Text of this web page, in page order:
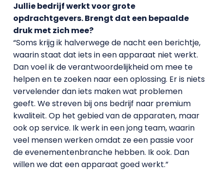
Jullie bedrijf werkt voor grote
opdrachtgevers. Brengt dat een bepaalde
druk met zich mee?
“Soms krijg ik halverwege de nacht een berichtje,
waarin staat dat iets in een apparaat niet werkt.
Dan voel ik de verantwoordelijkheid om mee te
helpen en te zoeken naar een oplossing. Er is niets
vervelender dan iets maken wat problemen
geeft. We streven bij ons bedrijf naar premium
kwaliteit. Op het gebied van de apparaten, maar
ook op service. Ik werk in een jong team, waarin
veel mensen werken omdat ze een passie voor
de evenementenbranche hebben. Ik ook. Dan
willen we dat een apparaat goed werkt.”